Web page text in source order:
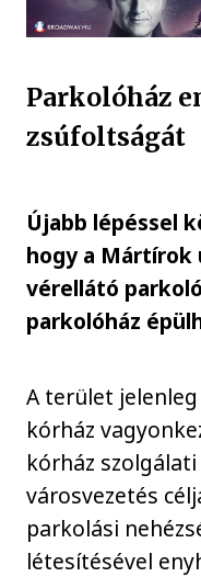
Parkolóház
zsúfoltságát
Újabb lépéssel
hogy a Mártírok
vérellátó
parkolóház
A terület
kórház
kórház
városvezetés
parkolási
létesítésével